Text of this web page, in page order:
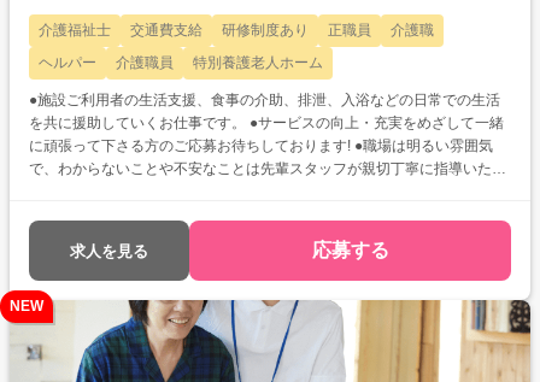
介護福祉士 交通費支給 研修制度あり 正職員
介護職
ヘルパー
介護職員 特別養護老人ホーム
●施設ご利用者の生活支援、食事の介助、排泄、入浴などの日常での生活
を共に援助していくお仕事です。 ●サービスの向上・充実をめざして一緒
に頑張って下さる方のご応募お待ちしております! ●職場は明るい雰囲気
で、わからないことや不安なことは先輩スタッフが親切丁寧に指導いたし
求人を見る 応募する
NEW